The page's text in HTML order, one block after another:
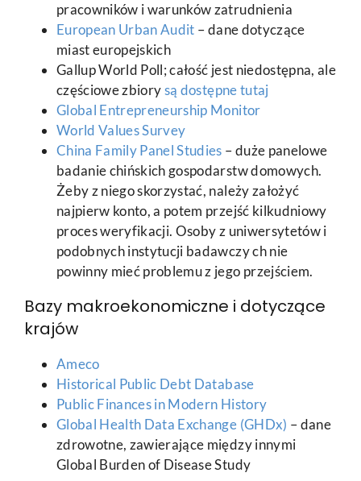
pracowników i warunków zatrudnienia
European Urban Audit – dane dotyczące
miast europejskich
Gallup World Poll; całość jest niedostępna, ale
częściowe zbiorysą dostępne tutaj
Global Entrepreneurship Monitor
World Values Survey
China Family Panel Studies – duże panelowe
badanie chińskich gospodarstw domowych.
Żeby z niego skorzystać, należy założyć
najpierw konto, a potem przejść kilkudniowy
proces weryfikacji. Osoby z uniwersytetów i
podobnych instytucji badawczy ch nie
powinny mieć problemu z jego przejściem.
Bazy makroekonomiczne i dotyczące
krajów
Ameco
Historical Public Debt Database
Public Finances in Modern History
Global Health Data Exchange (GHDx) – dane
zdrowotne, zawierające między innymi
Global Burden of Disease Study